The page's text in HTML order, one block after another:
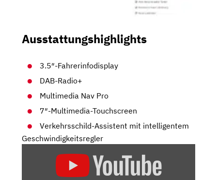
Ausstattungshighlights
3.5″-Fahrerinfodisplay
DAB-Radio+
Multimedia Nav Pro
7″-Multimedia-Touchscreen
Verkehrsschild-Assistent mit intelligentem
Geschwindigkeitsregler